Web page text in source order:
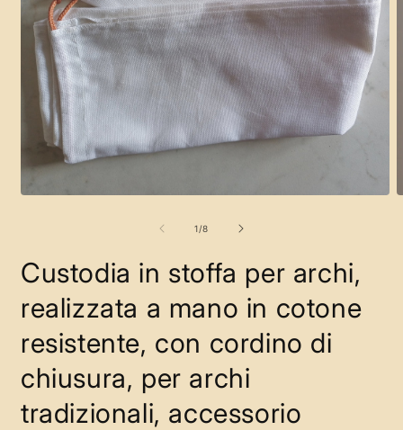
finestra
modale
1/su
8
Custodia in stoffa per archi,
realizzata a mano in cotone
resistente, con cordino di
chiusura, per archi
tradizionali, accessorio